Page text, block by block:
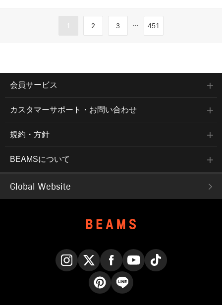
1 2 3 ... 451
会員サービス
カスタマーサポート・お問い合わせ
規約・方針
BEAMSについて
Global Website